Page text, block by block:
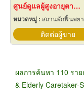
ศูนย์ดูแลผู้สูงอายุตามบ้าน
หมวดหมู่ : สถานพักฟื้นพย
ติดต่อผู้ขาย
ผลการค้นหา 110 รา
& Elderly Caretaker-